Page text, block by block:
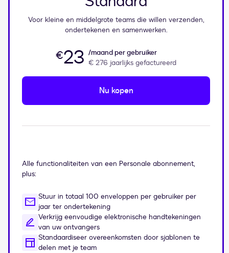
Voor kleine en middelgrote teams die willen verzenden,
ondertekenen en samenwerken.
€23 /maand per gebruiker
€ 276 jaarlijks gefactureerd
Nu kopen
Alle functionaliteiten van een Personale abonnement,
plus:
Stuur in totaal 100 enveloppen per gebruiker per
jaar ter ondertekening
Verkrijg eenvoudige elektronische handtekeningen
van uw ontvangers
Standaardiseer overeenkomsten door sjablonen te
delen met je team